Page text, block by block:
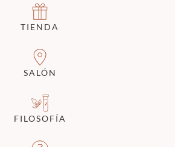
TIENDA
SALÓN
FILOSOFÍA